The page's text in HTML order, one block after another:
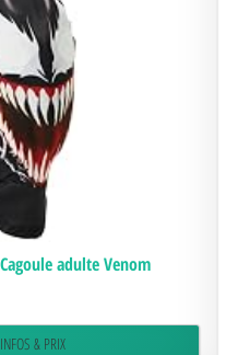
adulte Venom
& PRIX